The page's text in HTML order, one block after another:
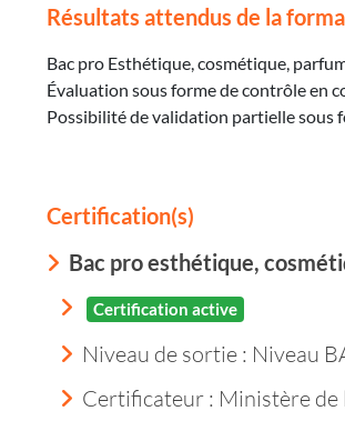
Résultats attendus de la
Bac pro Esthétique, cosmétique,
Évaluation sous forme de contrôle en
Possibilité de validation partielle sous
Certification(s)
Bac pro esthétique,
Certification active
Niveau de sortie : Niveau
Certificateur : Ministère